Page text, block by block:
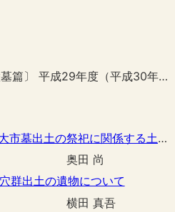
『書陵部紀要』第69号〔陵墓篇〕 平成29年度（平成30年3月刊行）
倭迹迹日百襲姫命 大市墓出土の祭祀に関係する土製品の砂礫構成と砂礫の産地
奥田 尚
群出土の遺物について
横田 真吾